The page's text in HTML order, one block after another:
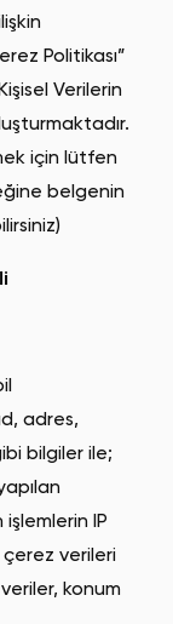
Politikası”
Verilerin
için lütfen
belgenin
adres,
bilgiler ile;
IP
çerez verileri
konum